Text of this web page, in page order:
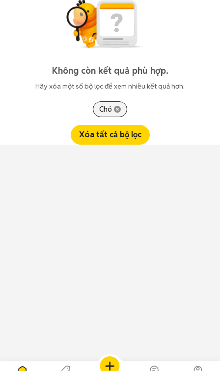
Không còn kết quả phù hợp.
Hãy xóa một số bộ lọc để xem nhiều kết quả hơn.
Chó
Xóa tất cả bộ lọc